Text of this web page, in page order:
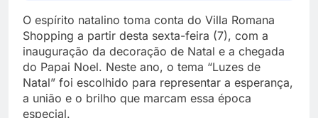
O espírito natalino toma conta do Villa Romana
Shopping a partir desta sexta-feira (7), com a
inauguração da decoração de Natal e a chegada
do Papai Noel. Neste ano, o tema “Luzes de
Natal” foi escolhido para representar a esperança,
a união e o brilho que marcam essa época
especial.